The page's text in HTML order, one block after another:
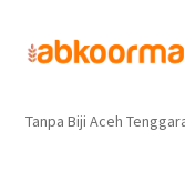
Home
Tanpa Biji Aceh